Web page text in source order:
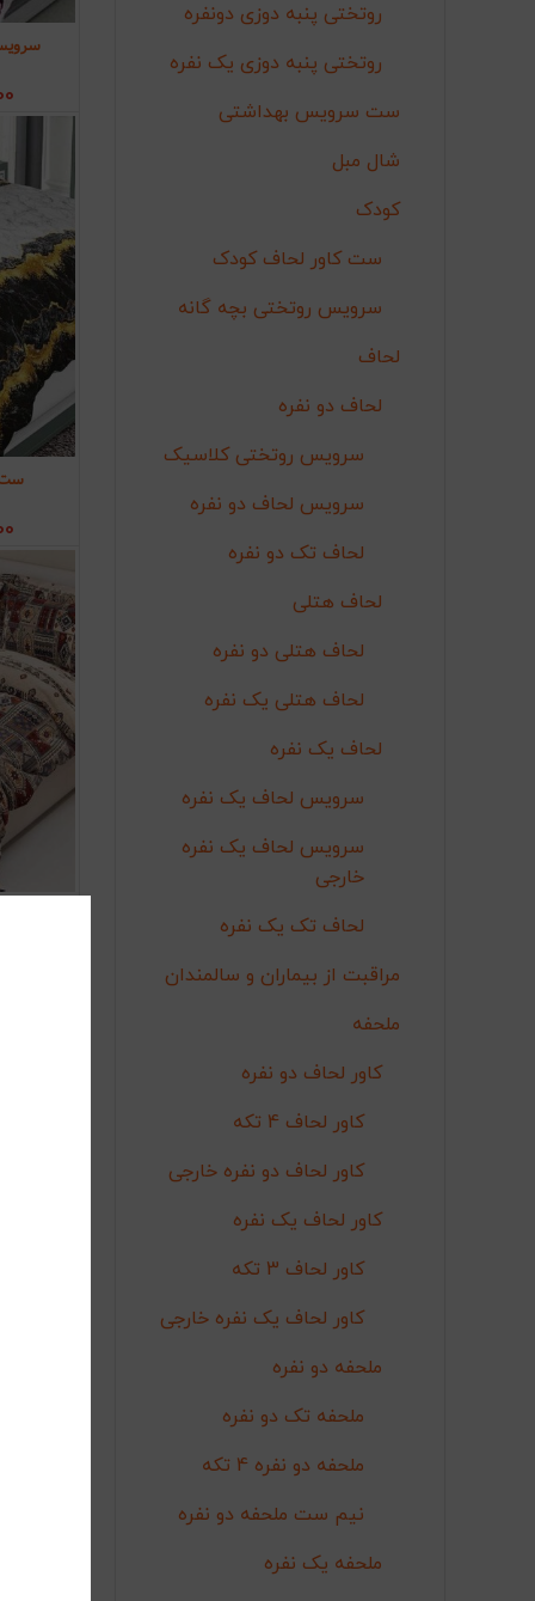
روتختی پنبه دوزی دونفره
روتختی پنبه دوزی یک نفره
ست سرویس بهداشتی
شال مبل
کودک
ست کاور لحاف کودک
سرویس روتختی بچه گانه
لحاف
لحاف دو نفره
سرویس روتختی کلاسیک
سرویس لحاف دو نفره
لحاف تک دو نفره
لحاف هتلی
لحاف هتلی دو نفره
لحاف هتلی یک نفره
لحاف یک نفره
سرویس لحاف یک نفره
سرویس لحاف یک نفره
خارجی
لحاف تک یک نفره
مراقبت از بیماران و سالمندان
ملحفه
کاور لحاف دو نفره
کاور لحاف 4 تکه
کاور لحاف دو نفره خارجی
کاور لحاف یک نفره
کاور لحاف 3 تکه
کاور لحاف یک نفره خارجی
ملحفه دو نفره
ملحفه تک دو نفره
ملحفه دو نفره 4 تکه
نیم ست ملحفه دو نفره
ملحفه یک نفره
ست